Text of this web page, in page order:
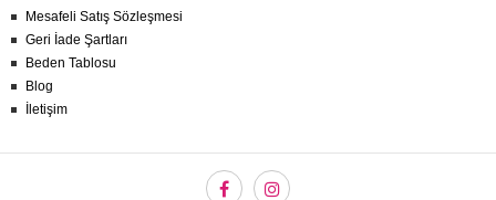
Mesafeli Satış Sözleşmesi
Geri İade Şartları
Beden Tablosu
Blog
İletişim